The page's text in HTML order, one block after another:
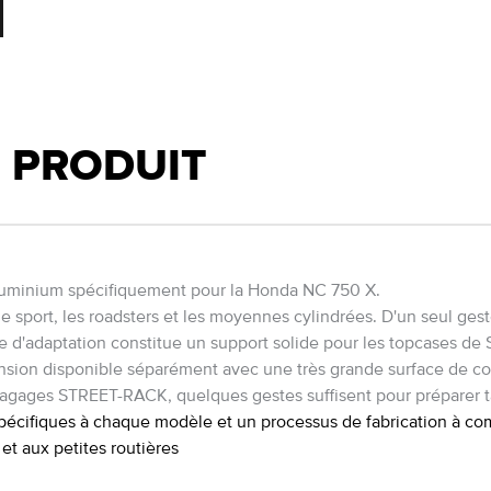
spécifiquement pour la Honda NC 750 X.
sport, les roadsters et les moyennes cylindrées. D'un seul
constitue un support solide pour les topcases de
disponible séparément avec une très grande surface de
STREET-RACK, quelques gestes suffisent pour
à chaque modèle et un processus de fabrication à
aux petites routières